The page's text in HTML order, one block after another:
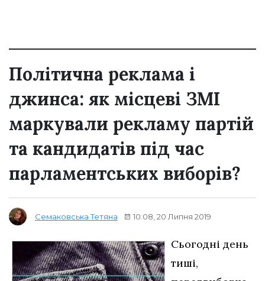
Політична реклама і
джинса: як місцеві ЗМІ
маркували рекламу партій
та кандидатів під час
парламентських виборів?
Семаковська Тетяна 10:08, 20 Липня 2019
Сьогодні день
тиші,